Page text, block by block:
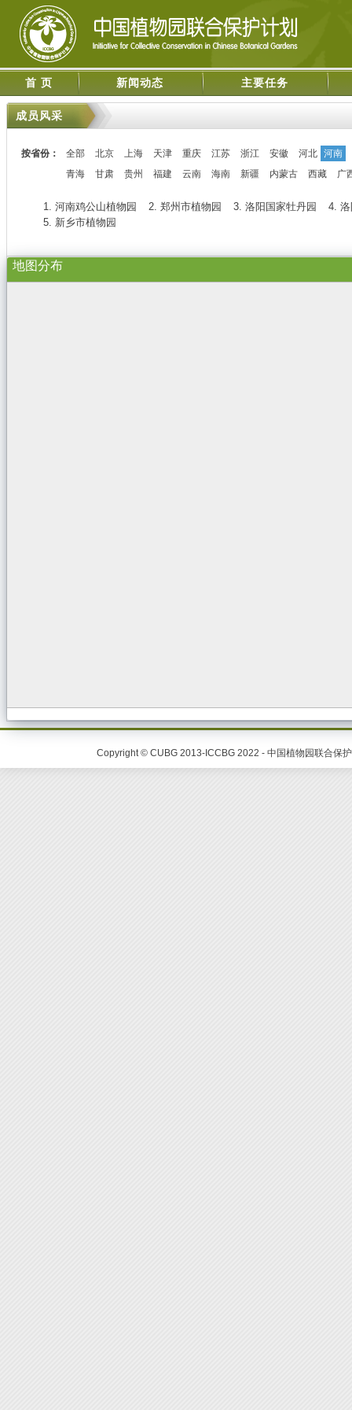
首 页 新闻动态 主要任务
成员风采
按省份： 全部 北京 上海 天津 重庆 江苏 浙江 安徽 河北 河南
青海
甘肃 贵州 福建 云南 海南 新疆 内蒙古 西藏 广
1. 河南鸡公山植物园 2. 郑州市植物园 3. 洛阳国家牡丹园
4.
5. 新乡市植物园
地图分布
Copyright © CUBG 2013-ICCBG 2022 - 中国植物园联合保